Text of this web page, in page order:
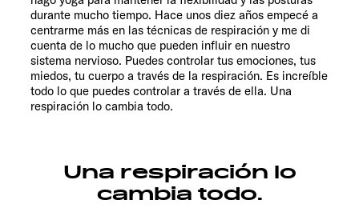
durante mucho tiempo. Hace unos diez años empecé a
centrarme más en las técnicas de respiración y me di
cuenta de lo mucho que pueden influir en nuestro
sistema nervioso. Puedes controlar tus emociones, tus
miedos, tu cuerpo a través de la respiración. Es increíble
todo lo que puedes controlar a través de ella. Una
respiración lo cambia todo.
Una respiración lo
cambia todo.